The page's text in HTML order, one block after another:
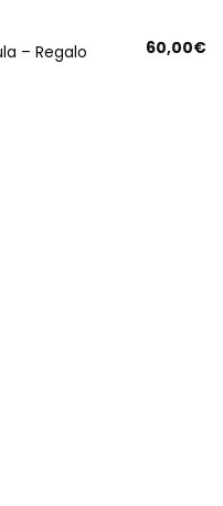
– Regalo
60,00€